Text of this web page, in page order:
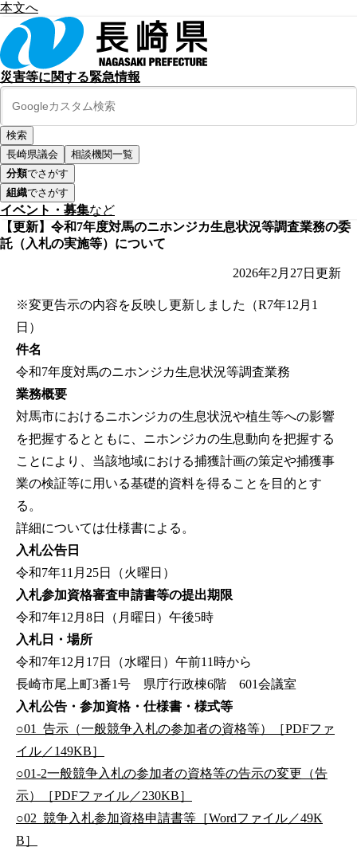
本文へ
災害等に関する緊急情報
長崎県議会
相談機関一覧
分類でさがす
組織でさがす
イベント・募集など
【更新】令和7年度対馬のニホンジカ生息状況等調査業務の委
託（入札の実施等）について
2026年2月27日 更新
※変更告示の内容を反映し更新しました（R7年12月1
日）
件名
令和7年度対馬のニホンジカ生息状況等調査業務
業務概要
対馬市におけるニホンジカの生息状況や植生等への影響
を把握するとともに、ニホンジカの生息動向を把握する
ことにより、当該地域における捕獲計画の策定や捕獲事
業の検証等に用いる基礎的資料を得ることを目的とす
る。
詳細については仕様書による。
入札公告日
令和7年11月25日（火曜日）
入札参加資格審査申請書等の提出期限
令和7年12月8日（月曜日）午後5時
入札日・場所
令和7年12月17日（水曜日）午前11時から
長崎市尾上町3番1号 県庁行政棟6階 601会議室
入札公告・参加資格・仕様書・様式等
○01_告示（一般競争入札の参加者の資格等）［PDFファ
イル／149KB］
○01-2一般競争入札の参加者の資格等の告示の変更（告
示）［PDFファイル／230KB］
○02_競争入札参加資格申請書等［Wordファイル／49K
B］